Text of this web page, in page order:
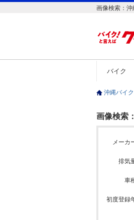
画像検索：
バイク
沖縄バイク
画像検索
メーカ
排気
車
初度登録